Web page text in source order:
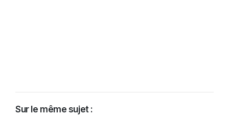
Sur le même sujet :